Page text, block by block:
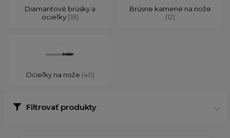
Diamantové brúsky a
ocieľky (18)
Brúsne kamene na nože
(12)
Ocieľky na nože (40)
Filtrovať produkty